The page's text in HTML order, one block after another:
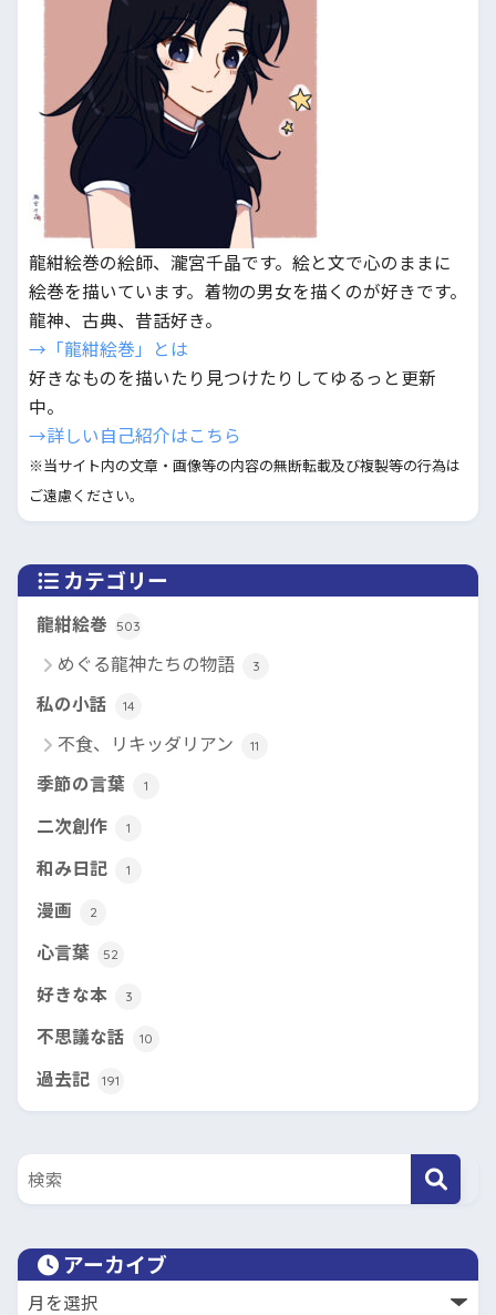
龍紺絵巻の絵師、瀧宮千晶です。絵と文で心のままに
絵巻を描いています。着物の男女を描くのが好きです。
龍神、古典、昔話好き。
→「龍紺絵巻」とは
好きなものを描いたり見つけたりしてゆるっと更新
中。
→詳しい自己紹介はこちら
※当サイト内の文章・画像等の内容の無断転載及び複製等の行為は
ご遠慮ください。
カテゴリー
龍紺絵巻 503
めぐる龍神たちの物語 3
私の小話 14
不食、リキッダリアン 11
季節の言葉 1
二次創作 1
和み日記 1
漫画 2
心言葉 52
好きな本 3
不思議な話 10
過去記 191
アーカイブ